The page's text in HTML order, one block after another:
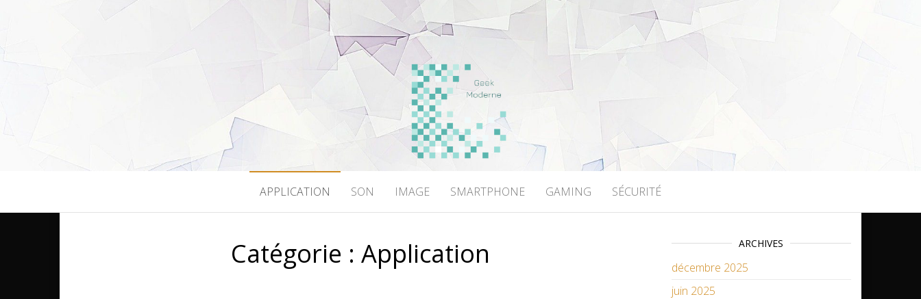
LEGEEKMODERNE
APPLICATION SON IMAGE SMARTPHONE GAMING SÉCURITÉ
Catégorie : Application ARCHIVES
décembre 2025
juin 2025